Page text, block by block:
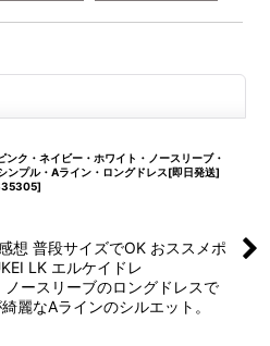
ク・ネイビー・ホワイト・ノースリーブ・
ンプル・Aライン・ロングドレス[即日発送]
]
想 普段サイズでOK おススメポ
LK エルケイドレ
ノースリーブのロングドレスで
麗なAラインのシルエット。